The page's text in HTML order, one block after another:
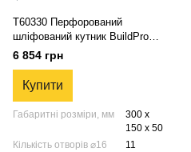
T60330 Перфорований
шліфований кутник BuildPro
для зварювального стола
системи d16 мм
6 854 грн
Купити
Габаритні розміри, мм
300 х
150 х 50
Кількість отворів ⌀16
11